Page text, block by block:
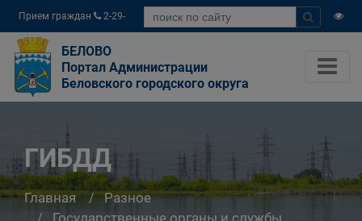
Прием граждан
2-29-
04
БЕЛОВО
Портал Администрации
Беловского городского округа
ГИБДД
Главная
Разное
Государственные органы и службы